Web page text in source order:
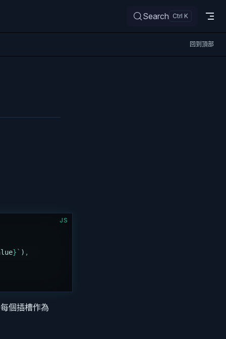
Search
回到頂部
JS
} ` ) ,
個插槽作為